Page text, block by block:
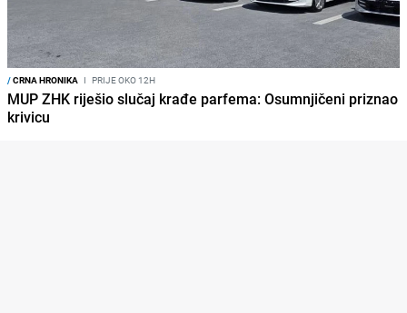
/CRNA HRONIKA I PRIJE OKO 12H
MUP ZHK riješio slučaj krađe parfema: Osumnjičeni priznao
krivicu